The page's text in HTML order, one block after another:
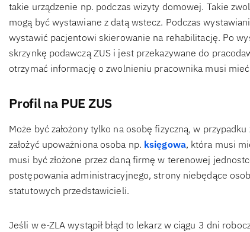
takie urządzenie np. podczas wizyty domowej. Takie
mogą być wystawiane z datą wstecz. Podczas
wystawić pacjentowi skierowanie na rehabilitację. Po
skrzynkę podawczą ZUS i jest przekazywane do
otrzymać informację o zwolnieniu pracownika musi mieć
Profil na PUE ZUS
Może być założony tylko na osobę fizyczną, w
założyć upoważniona osoba np. księgowa, która musi
musi być złożone przez daną firmę w terenowej
postępowania administracyjnego, strony niebędące
statutowych przedstawicieli.
Jeśli w e-ZLA wystąpił błąd to lekarz w ciągu 3 dni